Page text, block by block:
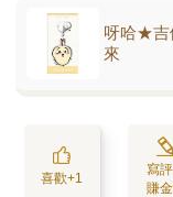
呀哈★吉
來
喜歡+1
寫
賺